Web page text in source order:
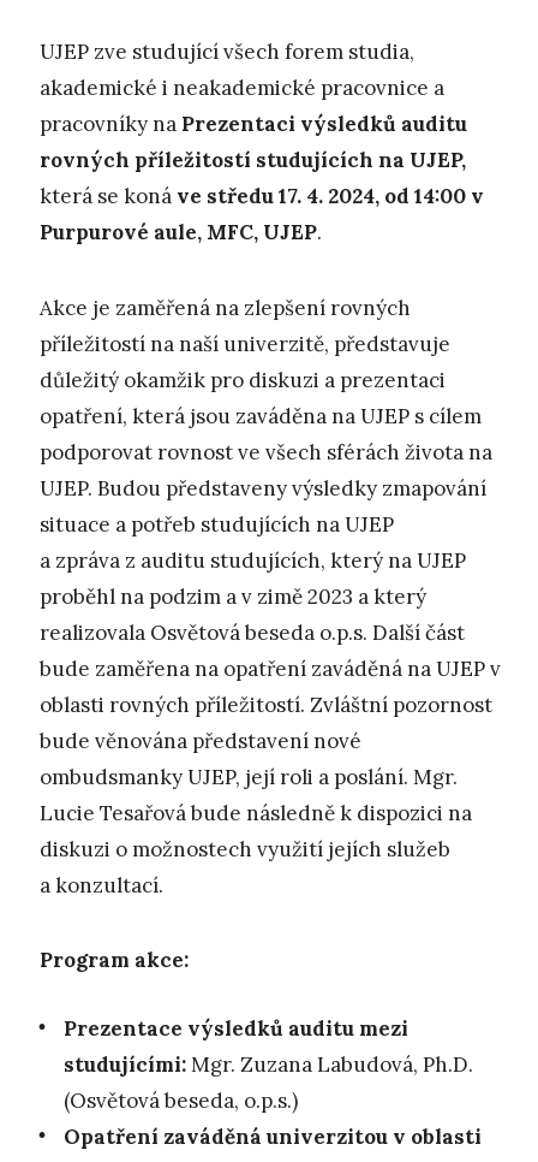
UJEP zve studující všech forem studia,
akademické i neakademické pracovnice a
pracovníky na Prezentaci výsledků auditu
rovných příležitostí studujících na UJEP,
která se koná ve středu 17. 4. 2024, od 14:00 v
Purpurové aule, MFC, UJEP.
Akce je zaměřená na zlepšení rovných
příležitostí na naší univerzitě, představuje
důležitý okamžik pro diskuzi a prezentaci
opatření, která jsou zaváděna na UJEP s cílem
podporovat rovnost ve všech sférách života na
UJEP. Budou představeny výsledky zmapování
situace a potřeb studujících na UJEP
a zpráva z auditu studujících, který na UJEP
proběhl na podzim a v zimě 2023 a který
realizovala Osvětová beseda o.p.s. Další část
bude zaměřena na opatření zaváděná na UJEP v
oblasti rovných příležitostí. Zvláštní pozornost
bude věnována představení nové
ombudsmanky UJEP, její roli a poslání. Mgr.
Lucie Tesařová bude následně k dispozici na
diskuzi o možnostech využití jejích služeb
a konzultací.
Program akce:
Prezentace výsledků auditu mezi
studujícími:Mgr. Zuzana Labudová, Ph.D.
(Osvětová beseda, o.p.s.)
Opatření zaváděná univerzitou v oblasti